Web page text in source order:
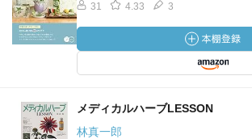
31 4.33 3
メディカルハーブLESSON
林真一郎